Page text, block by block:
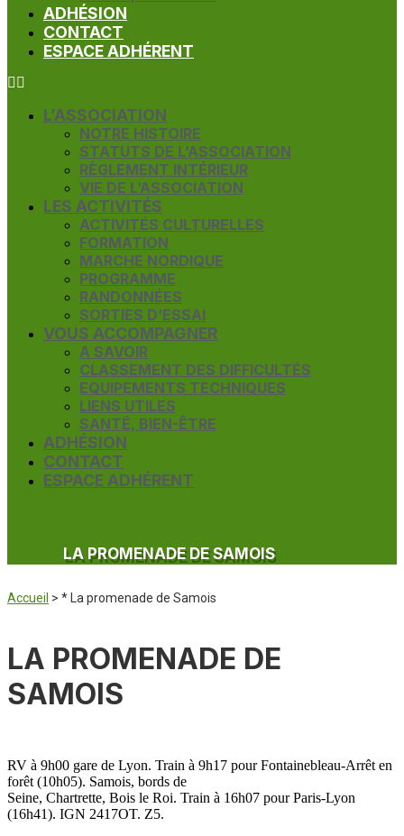
ADHÉSION
CONTACT
ESPACE ADHÉRENT
L’ASSOCIATION
NOTRE HISTOIRE
STATUTS DE L’ASSOCIATION
RÈGLEMENT INTÉRIEUR
VIE DE L’ASSOCIATION
LES ACTIVITÉS
ACTIVITÉS CULTURELLES
FORMATION
MARCHE NORDIQUE
PROGRAMME
RANDONNÉES
SORTIES D’ESSAI
VOUS ACCOMPAGNER
A SAVOIR
CLASSEMENT DES DIFFICULTÉS
EQUIPEMENTS TECHNIQUES
LIENS UTILES
SANTÉ, BIEN-ÊTRE
ADHÉSION
CONTACT
ESPACE ADHÉRENT
LA PROMENADE DE SAMOIS
Accueil > * La promenade de Samois
LA PROMENADE DE
SAMOIS
RV à 9h00 gare de Lyon. Train à 9h17 pour Fontainebleau-Arrêt en
forêt (10h05). Samois, bords de
Seine, Chartrette, Bois le Roi. Train à 16h07 pour Paris-Lyon
(16h41). IGN 2417OT. Z5.